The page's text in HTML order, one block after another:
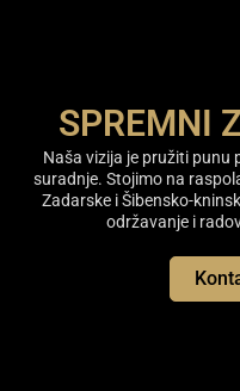
SPREMNI
Naša vizija je pružiti punu
suradnje. Stojimo na
Zadarske i Šibensko-
održavanje i